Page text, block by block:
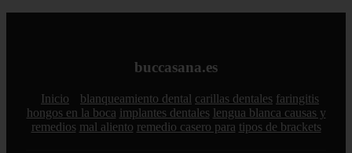
buccasana.es
Inicio blanqueamiento dental carillas dentales faringitis
hongos en la boca implantes dentales lengua blanca causas y
remedios mal aliento remedio casero para tipos de brackets